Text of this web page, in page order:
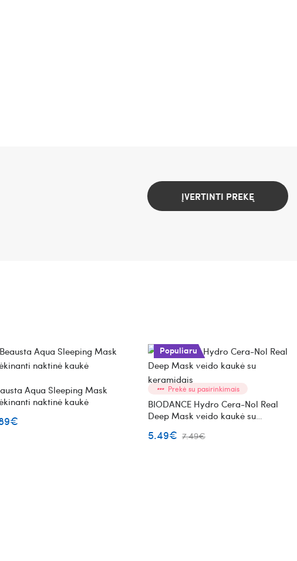
ĮVERTINTI PREKĘ
Aqua Sleeping Mask
naktinė kaukė
Populiaru
Prekė su pasirinkimais
BIODANCE Hydro Cera-Nol Real
Deep Mask veido kaukė su
5.49€ 7.49€